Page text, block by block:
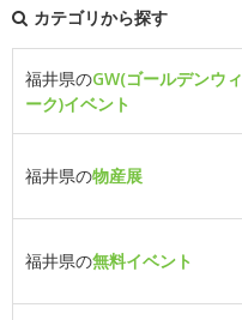
カテゴリから探す
福井県のGW(ゴールデンウィ
ーク)イベント
福井県の物産展
福井県の無料イベント